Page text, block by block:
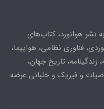
نشر هوانورد، کتاب‌های
فناوری نظامی، هواپیما،
زندگینامه، تاریخ جهان،
و فیزیک و خلبانی عرضه